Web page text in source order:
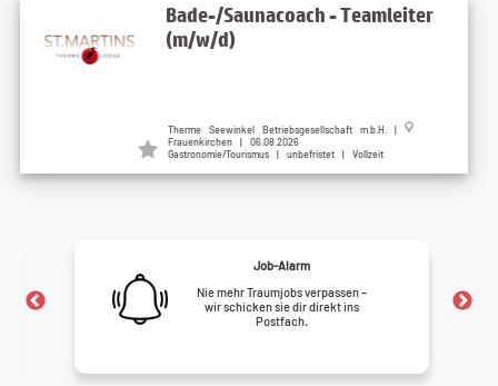
Bade-/Saunacoach - Teamleiter
(m/w/d)
Therme Seewinkel Betriebsgesellschaft m.b.H. |
Frauenkirchen | 06.08.2026
Gastronomie/Tourismus | unbefristet | Vollzeit
Job-Alarm
Nie mehr Traumjobs verpassen –
wir schicken sie dir direkt ins
Postfach.